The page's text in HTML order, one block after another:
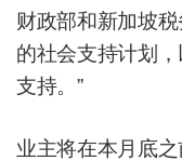
财政部和新加坡
的社会支持计划
支持。”
业主将在本月底之